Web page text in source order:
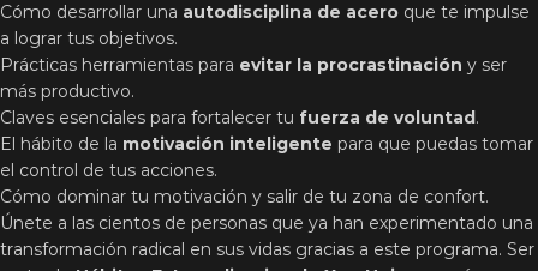
Cómo desarrollar una autodisciplina de acero que te impulse
a lograr tus objetivos.
Prácticas herramientas para evitar la procrastinación y ser
más productivo.
Claves esenciales para fortalecer tu fuerza de voluntad .
El hábito de la motivación inteligente para que puedas tomar
el control de tus acciones.
Cómo dominar tu motivación y salir de tu zona de confort.
Únete a las cientos de personas que ya han experimentado una
transformación radical en sus vidas gracias a este programa. Ser